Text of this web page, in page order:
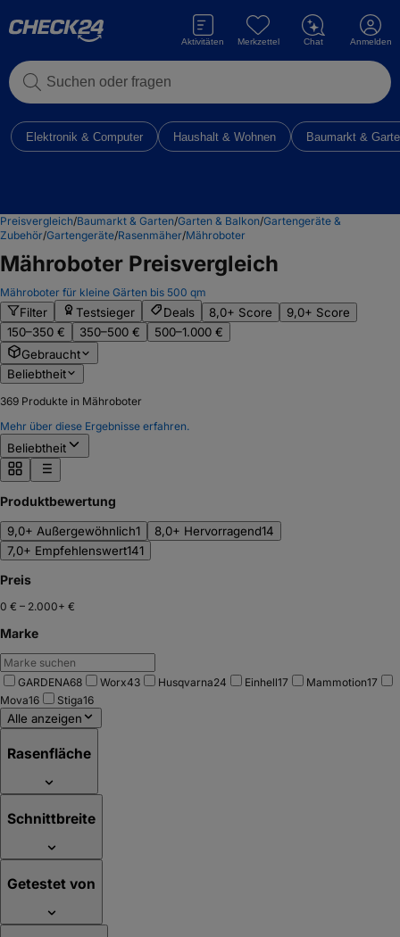
Suchen oder fragen
Aktivitäten Merkzettel Chat Anmelden
Elektronik & Computer Haushalt & Wohnen Baumarkt &
Preisvergleich/Baumarkt & Garten/Garten & Balkon/Gartengeräte &
Zubehör/Gartengeräte/Rasenmäher/Mähroboter
Mähroboter Preisvergleich
Mähroboter für kleine Gärten bis 500 qm
Filter Testsieger Deals 8,0+ Score
9,0+ Score
150–350 €
350–500 €
500–1.000 €
Gebraucht
Beliebtheit
369 Produkte in Mähroboter
Mehr über diese Ergebnisse erfahren.
Beliebtheit
Produktbewertung
9,0+ Außergewöhnlich1 8,0+ Hervorragend14
7,0+ Empfehlenswert141
Preis
0 € – 2.000+ €
Marke
GARDENA68 Worx43 Husqvarna24 Einhell17 Mammotion17
Mova16 Stiga16
Alle anzeigen
Rasenfläche
Schnittbreite
Getestet von